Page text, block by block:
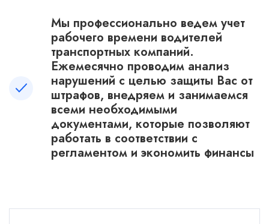
Мы профессионально ведем учет
рабочего времени водителей
транспортных компаний.
Ежемесячно проводим анализ
нарушений с целью защиты Вас от
штрафов, внедряем и занимаемся
всеми необходимыми
документами, которые позволяют
работать в соответствии с
регламентом и экономить финансы